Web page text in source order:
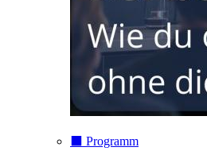
⬛️ Programm